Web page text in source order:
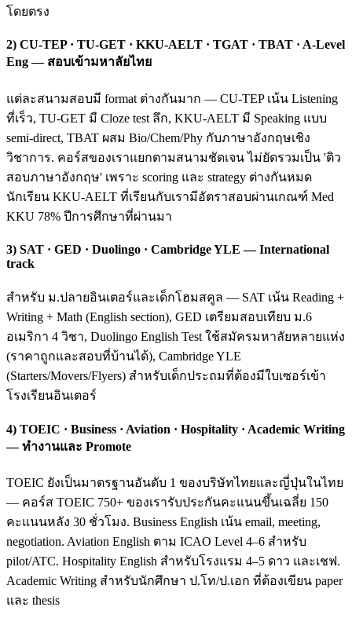
โดยตรง
2) CU-TEP · TU-GET · KKU-AELT · TGAT · TBAT · A-Level
Eng — สอบเข้ามหาลัยไทย
แต่ละสนามสอบมี format ต่างกันมาก — CU-TEP เน้น Listening
ที่เร็ว, TU-GET มี Cloze test ลึก, KKU-AELT มี Speaking แบบ
semi-direct, TBAT ผสม Bio/Chem/Phy กับภาษาอังกฤษเชิง
วิชาการ. คอร์สของเราแยกตามสนามชัดเจน ไม่ยัดรวมเป็น 'ติว
สอบภาษาอังกฤษ' เพราะ scoring และ strategy ต่างกันหมด
นักเรียน KKU-AELT ที่เรียนกับเรามีอัตราสอบผ่านเกณฑ์ Med
KKU 78% ปีการศึกษาที่ผ่านมา
3) SAT · GED · Duolingo · Cambridge YLE — International
track
สำหรับ ม.ปลายอินเตอร์และเด็กโฮมสคูล — SAT เน้น Reading +
Writing + Math (English section), GED เตรียมสอบเทียบ ม.6
อเมริกา 4 วิชา, Duolingo English Test ใช้สมัครมหาลัยหลายแห่ง
(ราคาถูกและสอบที่บ้านได้), Cambridge YLE
(Starters/Movers/Flyers) สำหรับเด็กประถมที่ต้องมีใบเซอร์เข้า
โรงเรียนอินเตอร์
4) TOEIC · Business · Aviation · Hospitality · Academic Writing
— ทำงานและ Promote
TOEIC ยังเป็นมาตรฐานอันดับ 1 ของบริษัทไทยและญี่ปุ่นในไทย
— คอร์ส TOEIC 750+ ของเรารับประกันคะแนนขึ้นเฉลี่ย 150
คะแนนหลัง 30 ชั่วโมง. Business English เน้น email, meeting,
negotiation. Aviation English ตาม ICAO Level 4–6 สำหรับ
pilot/ATC. Hospitality English สำหรับโรงแรม 4–5 ดาว และเชฟ.
Academic Writing สำหรับนักศึกษา ป.โท/ป.เอก ที่ต้องเขียน paper
และ thesis